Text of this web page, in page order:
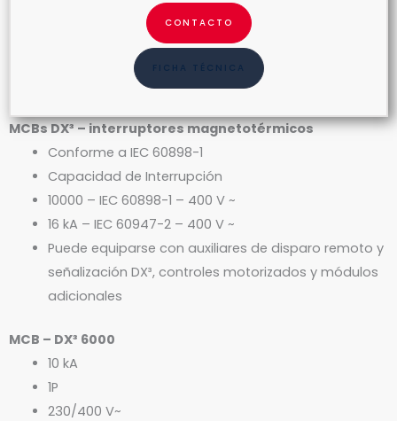
CONTACTO
FICHA TÉCNICA
MCBs DX³ – interruptores magnetotérmicos
Conforme a IEC 60898-1
Capacidad de Interrupción
10000 – IEC 60898-1 – 400 V ~
16 kA – IEC 60947-2 – 400 V ~
Puede equiparse con auxiliares de disparo remoto y
señalización DX³, controles motorizados y módulos
adicionales
MCB – DX³ 6000
10 kA
1P
230/400 V~